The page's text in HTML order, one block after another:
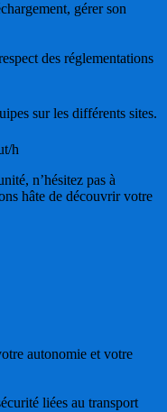
gérer son
des réglementations
sur les différents sites.
h
n’hésitez pas à
hâte de découvrir votre
autonomie et votre
liées au transport